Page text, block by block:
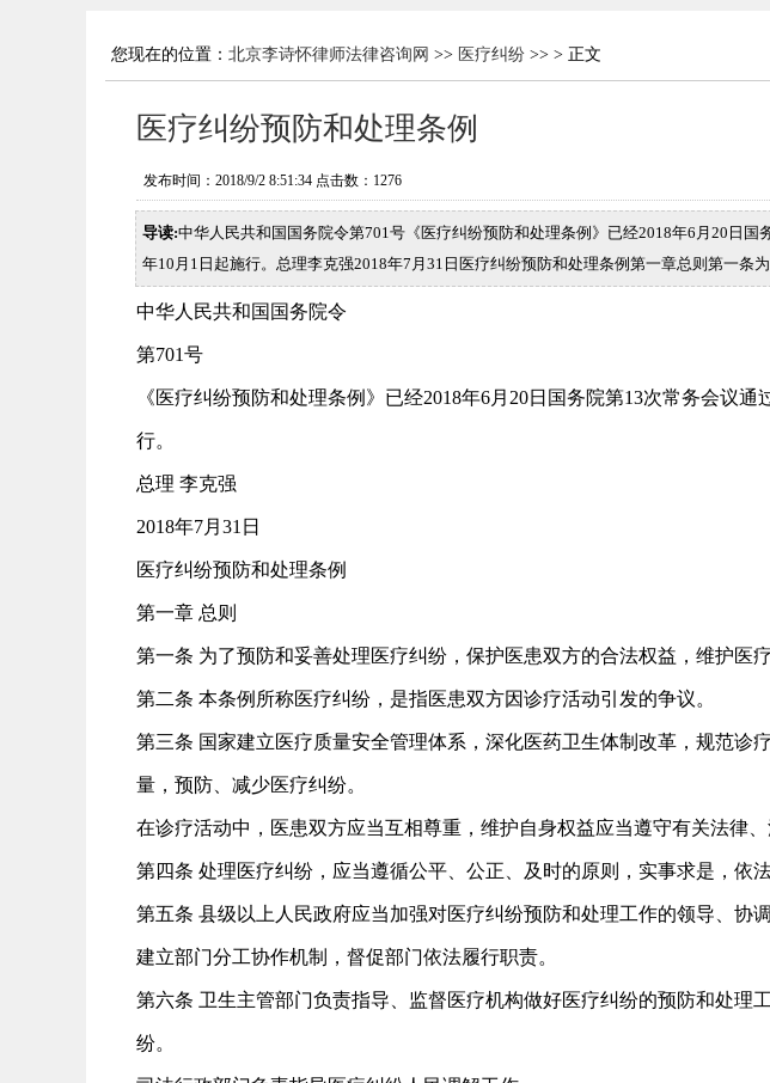
您现在的位置： 北京李诗怀律师法律咨询网 >> 医疗纠纷 >> > 正文
医疗纠纷预防和处理条例
发布时间：2018/9/2 8:51:34 点击数： 1276
导读:中华人民共和国国务院令第701号《医疗纠纷预防和处理条例》已经2018年6月20日国
年10月1日起施行。总理李克强2018年7月31日医疗纠纷预防和处理条例第一章总则第一条
中华人民共和国国务院令
第701号
《医疗纠纷预防和处理条例》已经2018年6月20日国务院第13次常务会议
行。
总理 李克强
2018年7月31日
医疗纠纷预防和处理条例
第一章 总则
第一条 为了预防和妥善处理医疗纠纷，保护医患双方的合法权益，维护医
第二条 本条例所称医疗纠纷，是指医患双方因诊疗活动引发的争议。
第三条 国家建立医疗质量安全管理体系，深化医药卫生体制改革，规范诊
量，预防、减少医疗纠纷。
在诊疗活动中，医患双方应当互相尊重，维护自身权益应当遵守有关法律、
第四条 处理医疗纠纷，应当遵循公平、公正、及时的原则，实事求是，依法
第五条 县级以上人民政府应当加强对医疗纠纷预防和处理工作的领导、协
建立部门分工协作机制，督促部门依法履行职责。
第六条 卫生主管部门负责指导、监督医疗机构做好医疗纠纷的预防和处理
纷。